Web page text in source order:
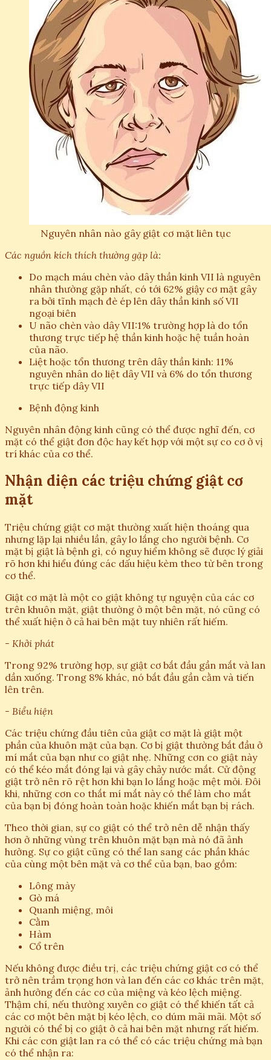
Nguyên nhân nào gây giật cơ mặt liên tục
Các nguồn kích thích thường gặp là:
Do mạch máu chèn vào dây thần kinh VII là nguyên
nhân thường gặp nhất, có tới 62% giậy cơ mặt gây
ra bởi tĩnh mạch đè ép lên dây thần kinh số VII
ngoại biên
U não chèn vào dây VII:1% trường hợp là do tổn
thương trực tiếp hệ thần kinh hoặc hệ tuần hoàn
của não.
Liệt hoặc tổn thương trên dây thần kinh: 11%
nguyên nhân do liệt dây VII và 6% do tổn thương
trực tiếp dây VII
Bệnh động kinh
Nguyên nhân động kinh cũng có thể được nghĩ đến, cơ
mặt có thể giật đơn độc hay kết hợp với một sự co cơ ở vị
trí khác của cơ thể.
Nhận diện các triệu chứng giật cơ
mặt
Triệu chứng giật cơ mặt thường xuất hiện thoáng qua
nhưng lặp lại nhiều lần, gây lo lắng cho người bệnh. Cơ
mặt bị giật là bệnh gì, có nguy hiểm không sẽ được lý giải
rõ hơn khi hiểu đúng các dấu hiệu kèm theo từ bên trong
cơ thể.
Giật cơ mặt là một co giật không tự nguyện của các cơ
trên khuôn mặt, giật thường ở một bên mặt, nó cũng có
thể xuất hiện ở cả hai bên mặt tuy nhiên rất hiếm.
- Khởi phát
Trong 92% trường hợp, sự giật cơ bắt đầu gần mắt và lan
dần xuống. Trong 8% khác, nó bắt đầu gần cằm và tiến
lên trên.
- Biểu hiện
Các triệu chứng đầu tiên của giật cơ mặt là giật một
phần của khuôn mặt của bạn. Cơ bị giật thường bắt đầu ở
mí mắt của bạn như co giật nhẹ. Những cơn co giật này
có thể kéo mắt đóng lại và gây chảy nước mắt. Cử động
giật trở nên rõ rệt hơn khi bạn lo lắng hoặc mệt mỏi. Đôi
khi, những cơn co thắt mí mắt này có thể làm cho mắt
của bạn bị đóng hoàn toàn hoặc khiến mắt bạn bị rách.
Theo thời gian, sự co giật có thể trở nên dễ nhận thấy
hơn ở những vùng trên khuôn mặt bạn mà nó đã ảnh
hưởng. Sự co giật cũng có thể lan sang các phần khác
của cùng một bên mặt và cơ thể của bạn, bao gồm:
Lông mày
Gò má
Quanh miệng, môi
Cằm
Hàm
Cổ trên
Nếu không được điều trị, các triệu chứng giật cơ có thể
trở nên trầm trọng hơn và lan đến các cơ khác trên mặt,
ảnh hưởng đến các cơ của miệng và kéo lệch miệng.
Thậm chí, nếu thường xuyên co giật có thể khiến tất cả
các cơ một bên mặt bị kéo lệch, co dúm mãi mãi. Một số
người có thể bị co giật ở cả hai bên mặt nhưng rất hiếm.
Khi các cơn giật lan ra có thể có các triệu chứng mà bạn
có thể nhận ra: